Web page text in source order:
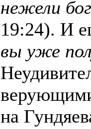
нежели
19:24). И
вы уже
на